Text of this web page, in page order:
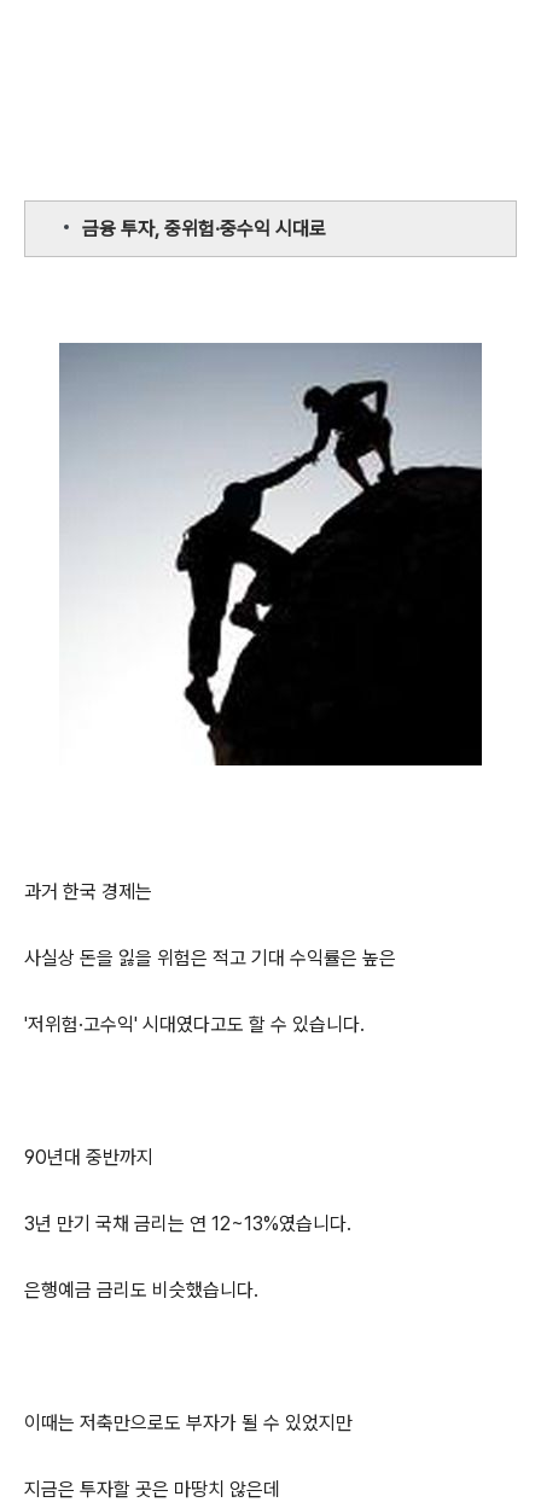
금융 투자, 중위험·중수익 시대로
과거 한국 경제는
사실상 돈을 잃을 위험은 적고 기대 수익률은 높은
'저위험·고수익' 시대였다고도 할 수 있습니다.
90년대 중반까지
3년 만기 국채 금리는 연 12~13%였습니다.
은행예금 금리도 비슷했습니다.
이때는 저축만으로도 부자가 될 수 있었지만
지금은 투자할 곳은 마땅치 않은데